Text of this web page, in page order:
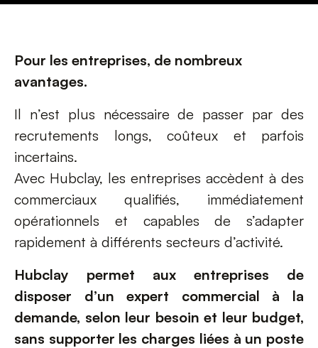
Pour les entreprises, de nombreux
avantages.
Il n’est plus nécessaire de passer par des
recrutements longs, coûteux et parfois
incertains.
Avec Hubclay, les entreprises accèdent à des
commerciaux qualifiés, immédiatement
opérationnels et capables de s’adapter
rapidement à différents secteurs d’activité.
Hubclay permet aux entreprises de
disposer d’un expert commercial à la
demande, selon leur besoin et leur budget,
sans supporter les charges liées à un poste